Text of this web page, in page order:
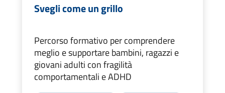
Svegli come un grillo
Percorso formativo per comprendere
meglio e supportare bambini, ragazzi e
giovani adulti con fragilità
comportamentali e ADHD